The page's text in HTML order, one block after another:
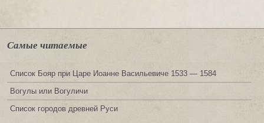
Самые читаемые
Список Бояр при Царе Иоанне Васильевиче 1533 — 1584
Вогулы или Вогуличи
Список городов древней Руси